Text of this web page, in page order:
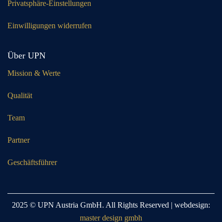
Privatsphäre-Einstellungen
Einwilligungen widerrufen
Über UPN
Mission & Werte
Qualität
Team
Partner
Geschäftsführer
2025 © UPN Austria GmbH. All Rights Reserved | webdesign:
master design gmbh